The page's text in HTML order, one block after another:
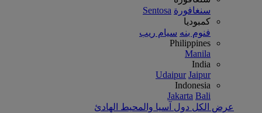
سنغافورة Sentosa
كمبوديا
فنوم بنه سيام ريب
Philippines
Manila
India
Udaipur Jaipur
Indonesia
Jakarta Bali
عرض الكل دول آسيا والمحيط الهادئ